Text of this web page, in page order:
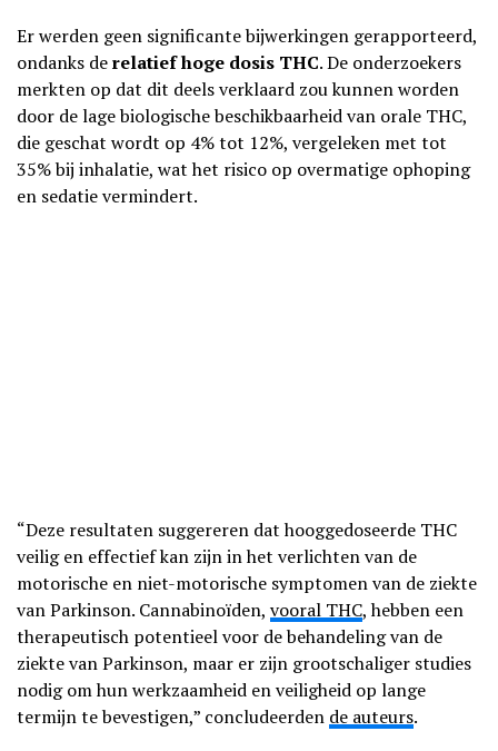
Er werden geen significante bijwerkingen gerapporteerd,
ondanks derelatief hoge dosis THC. De onderzoekers
merkten op dat dit deels verklaard zou kunnen worden
door de lage biologische beschikbaarheid van orale THC,
die geschat wordt op 4% tot 12%, vergeleken met tot
35% bij inhalatie, wat het risico op overmatige ophoping
en sedatie vermindert.
“Deze resultaten suggereren dat hooggedoseerde THC
veilig en effectief kan zijn in het verlichten van de
motorische en niet-motorische symptomen van de ziekte
van Parkinson. Cannabinoïden, vooral THC, hebben een
therapeutisch potentieel voor de behandeling van de
ziekte van Parkinson, maar er zijn grootschaliger studies
nodig om hun werkzaamheid en veiligheid op lange
termijn te bevestigen,” concludeerden de auteurs.